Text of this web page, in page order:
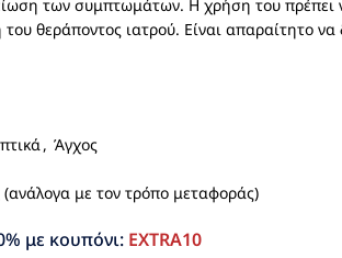
των συμπτωμάτων. Η χρήση του πρέπει
θεράποντος ιατρού. Είναι απαραίτητο
, Άγχος
(ανάλογα με τον τρόπο μεταφοράς)
με κουπόνι: EXTRA10